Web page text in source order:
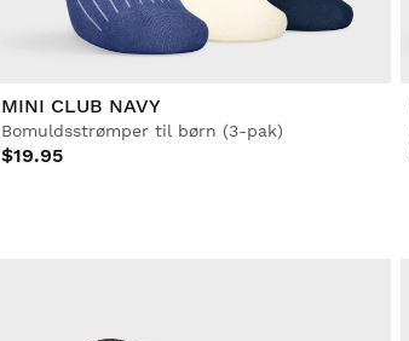
MINI CLUB NAVY
Bomuldsstrømper til børn (3-pak)
$19.95